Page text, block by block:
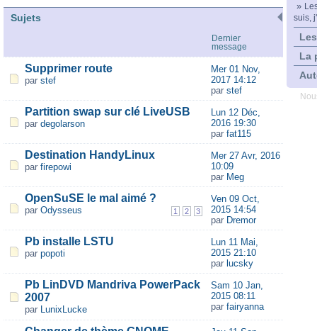
»
suis,
La
Sujets
Dernier
message
Supprimer route
par stef
Mer 01 Nov,
2017 14:12
par stef
Partition swap sur clé LiveUSB
par degolarson
Lun 12 Déc,
2016 19:30
par fat115
Destination HandyLinux
par firepowi
Mer 27 Avr, 2016
10:09
par Meg
OpenSuSE le mal aimé ?
1 2 3
par Odysseus
Ven 09 Oct,
2015 14:54
par Dremor
Pb installe LSTU
par popoti
Lun 11 Mai,
2015 21:10
par lucsky
Pb LinDVD Mandriva PowerPack
2007
par LunixLucke
Sam 10 Jan,
2015 08:11
par fairyanna